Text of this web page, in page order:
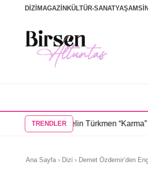
DİZİ MAGAZİN KÜLTÜR-SANATYAŞAM
TRENDLER
Selin Türkmen “Karma” dizisinde
Ana Sayfa › Dizi › Demet Özdemir’den